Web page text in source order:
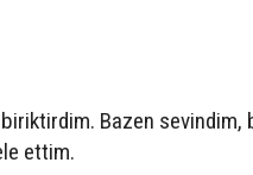
Bazen sevindim,
ettim.